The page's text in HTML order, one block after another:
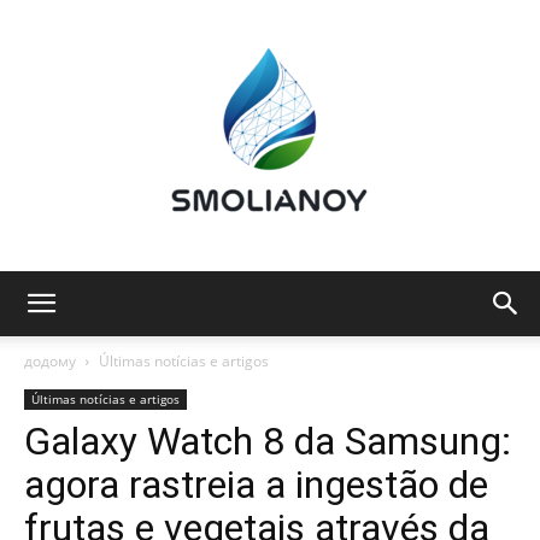
Tecnologia,
додому Últimas notícias e artigos
Últimas notícias e artigos
Galaxy Watch 8 da Samsung:
agora rastreia a ingestão de
frutas e vegetais através da